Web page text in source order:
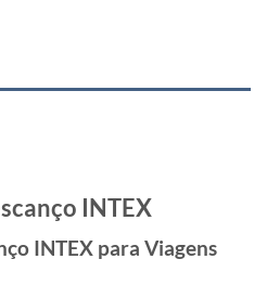
INTEX
INTEX para Viagens